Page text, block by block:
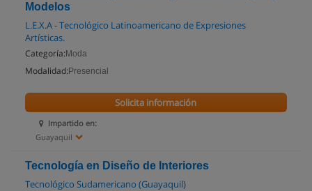
Modelos
L.E.X.A - Tecnológico Latinoamericano de Expresiones
Artísticas.
Categoría: Moda
Modalidad: Presencial
Impartido en:
Guayaquil
Solicita información
Tecnología en Diseño de Interiores
Tecnológico Sudamericano (Guayaquil)